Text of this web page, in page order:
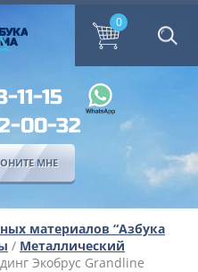
УКА
0
11-15
00-32
МНЕ
материалов “Азбука
/ Металлический
Экобрус Grandline